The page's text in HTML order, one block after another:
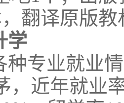
翻译原版
学
种专业就业
，近年就业